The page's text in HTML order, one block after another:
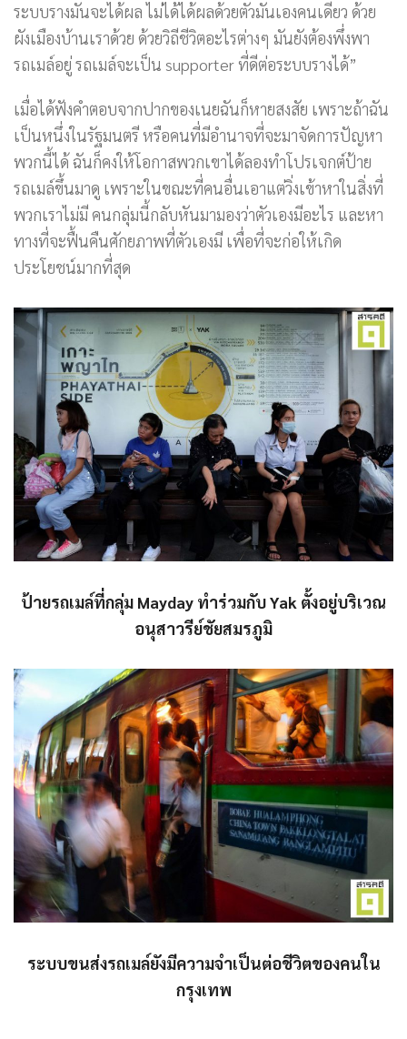
ระบบรางมันจะได้ผล ไม่ได้ได้ผลด้วยตัวมันเองคนเดียว ด้วย
ผังเมืองบ้านเราด้วย ด้วยวิถีชีวิตอะไรต่างๆ มันยังต้องพึ่งพา
รถเมล์อยู่ รถเมล์จะเป็น supporter ที่ดีต่อระบบรางได้”
เมื่อได้ฟังคำตอบจากปากของเนยฉันก็หายสงสัย เพราะถ้าฉัน
เป็นหนึ่งในรัฐมนตรี หรือคนที่มีอำนาจที่จะมาจัดการปัญหา
พวกนี้ได้ ฉันก็คงให้โอกาสพวกเขาได้ลองทำโปรเจกต์ป้าย
รถเมล์ขึ้นมาดู เพราะในขณะที่คนอื่นเอาแต่วิ่งเข้าหาในสิ่งที่
พวกเราไม่มี คนกลุ่มนี้กลับหันมามองว่าตัวเองมีอะไร และหา
ทางที่จะฟื้นคืนศักยภาพที่ตัวเองมี เพื่อที่จะก่อให้เกิด
ประโยชน์มากที่สุด
ป้ายรถเมล์ที่กลุ่ม Mayday ทำร่วมกับ Yak ตั้งอยู่บริเวณ
อนุสาวรีย์ชัยสมรภูมิ
ระบบขนส่งรถเมล์ยังมีความจำเป็นต่อชีวิตของคนใน
กรุงเทพ